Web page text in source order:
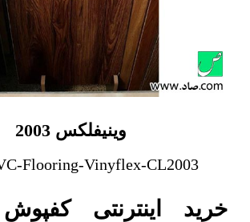
وینیفلکس 2003
Flooring-Vinyflex-CL2003
خرید اینترنتی